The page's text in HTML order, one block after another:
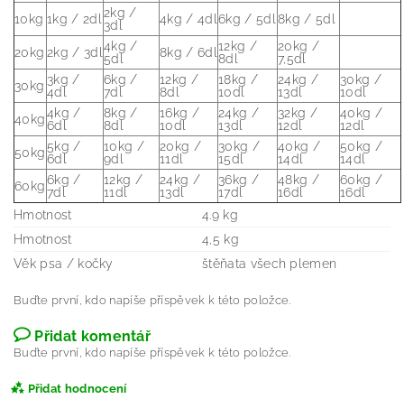
10kg 1kg / 2dl
2kg /
3dl
4kg / 4dl 6kg / 5dl 8kg / 5dl
20kg 2kg / 3dl 4kg /
5dl
8kg / 6dl 12kg /
8dl
20kg /
7,5dl
30kg 3kg /
4dl
6kg /
7dl
12kg /
8dl
18kg /
10dl
24kg /
13dl
30kg /
10dl
40kg4kg /
6dl
8kg /
8dl
16kg /
10dl
24kg /
13dl
32kg /
12dl
40kg /
12dl
50kg5kg /
6dl
10kg /
9dl
20kg /
11dl
30kg /
15dl
40kg /
14dl
50kg /
14dl
60kg6kg /
7dl
12kg /
11dl
24kg /
13dl
36kg /
17dl
48kg /
16dl
60kg /
16dl
Hmotnost
4.9 kg
Hmotnost
4,5 kg
Věk psa / kočky
štěňata všech plemen
Buďte první, kdo napíše příspěvek k této položce.
Přidat komentář
Buďte první, kdo napíše příspěvek k této položce.
Přidat hodnocení